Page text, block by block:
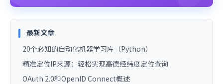
最新文章
20个必知的自动化机器学习库（Python）
精准定位IP来源：轻松实现高德经纬度定位查询
OAuth 2.0和OpenID Connect概述